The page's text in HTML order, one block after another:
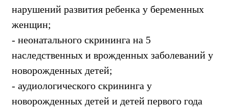
нарушений развития ребенка у беременных
женщин;
- неонатального скрининга на 5
наследственных и врожденных заболеваний у
новорожденных детей;
- аудиологического скрининга у
новорожденных детей и детей первого года